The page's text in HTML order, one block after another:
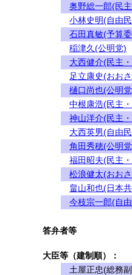
奥野総一郎(民
小林史明(自由
石田真敏(予算
稲津久(公明党)
大西健介(民主
足立康史(おお
樋口尚也(公明
中根康浩(民主
神山洋介(民主
大西英男(自由
角田秀穂(公明
福田昭夫(民主
松浪健太(おお
畠山和也(日本
今枝宗一郎(自
答弁者等
大臣等（建制順）：
土屋正忠(総務